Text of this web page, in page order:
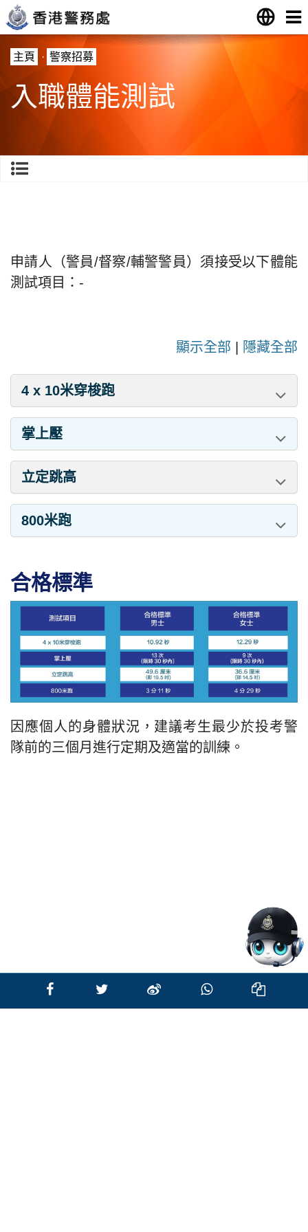
主頁 · 警察招募
入職體能測試
申請人（警員/督察/輔警警員）須接受以下體能
測試項目：-
顯示全部 隱藏全部
4 x 10米穿梭跑
掌上壓
立定跳高
800米跑
合格標準
因應個人的身體狀況，建議考生最少於投考警
隊前的三個月進行定期及適當的訓練。